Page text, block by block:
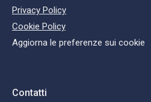
Privacy Policy
Cookie Policy
Aggiorna le preferenze sui cookie
Contatti